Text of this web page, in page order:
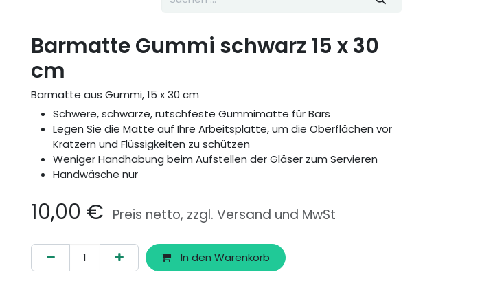
Barmatte Gummi schwarz 15 x 30
cm
Barmatte aus Gummi, 15 x 30 cm
Schwere, schwarze, rutschfeste Gummimatte für Bars
Legen Sie die Matte auf Ihre Arbeitsplatte, um die Oberflächen vor
Kratzern und Flüssigkeiten zu schützen
Weniger Handhabung beim Aufstellen der Gläser zum Servieren
Handwäsche nur
10,00 € Preis netto, zzgl. Versand und MwSt
In den Warenkorb